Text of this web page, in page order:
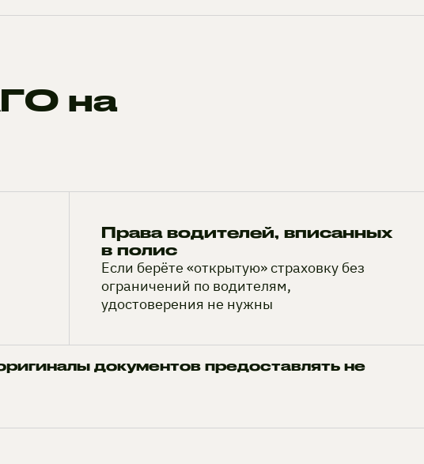
на
Права водителей, вписанных
в полис
Если берёте «открытую» страховку без
ограничений по водителям,
удостоверения не нужны
документов предоставлять не